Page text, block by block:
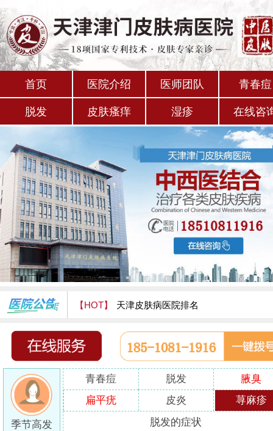
首页 医院介绍 医师团队 青春痘
脱发 皮肤瘙痒 湿疹 在线咨
【HOT】 天津皮肤病医院排名
天津津门皮肤病医院怎么样
季节高发
青春痘 脱发
腋臭
扁平疣
皮炎 荨麻疹
脱发的症状